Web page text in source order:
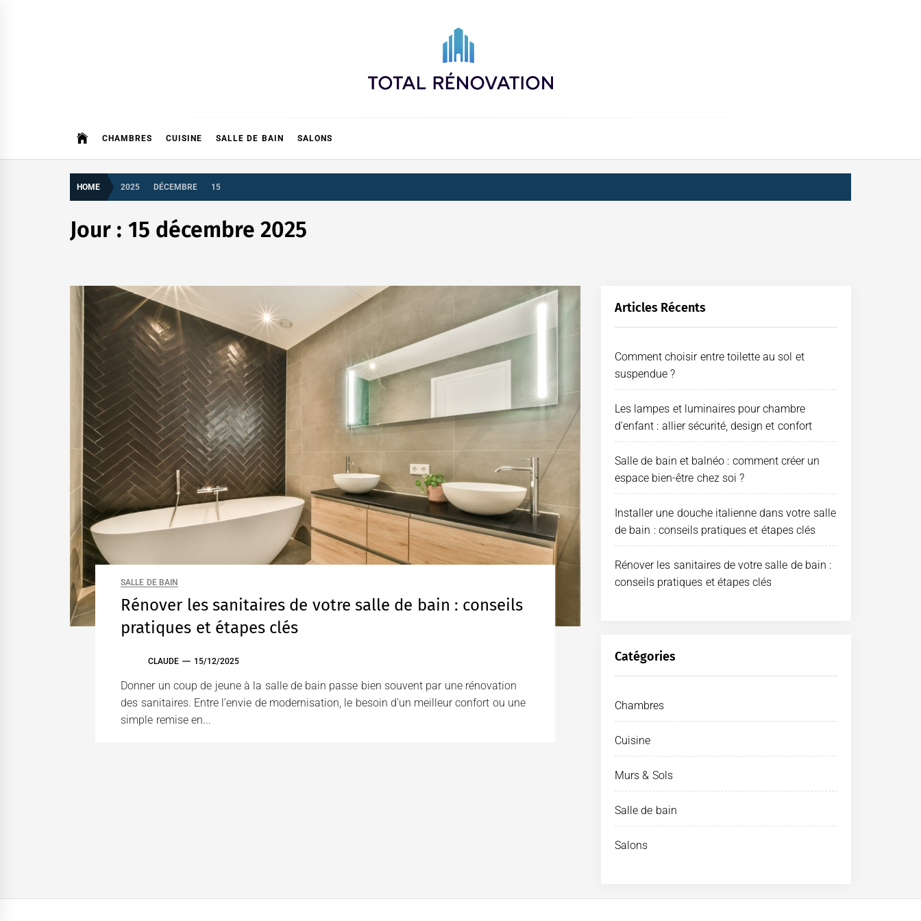
CHAMBRES CUISINE SALLE DE BAIN SALONS
HOME 2025 DÉCEMBRE 15
Jour : 15 décembre 2025
SALLE DE BAIN
Rénover les sanitaires de votre salle de bain : conseils
pratiques et étapes clés
CLAUDE 15/12/2025
Donner un coup de jeune à la salle de bain passe bien souvent par une rénovation
des sanitaires. Entre l’envie de modernisation, le besoin d’un meilleur confort ou une
simple remise en...
Articles Récents
Comment choisir entre toilette au sol et
suspendue ?
Les lampes et luminaires pour chambre
d’enfant : allier sécurité, design et confort
Salle de bain et balnéo : comment créer un
espace bien-être chez soi ?
Installer une douche italienne dans votre salle
de bain : conseils pratiques et étapes clés
Rénover les sanitaires de votre salle de bain :
conseils pratiques et étapes clés
Catégories
Chambres
Cuisine
Murs & Sols
Salle de bain
Salons